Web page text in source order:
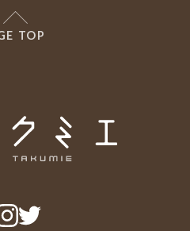
TOP